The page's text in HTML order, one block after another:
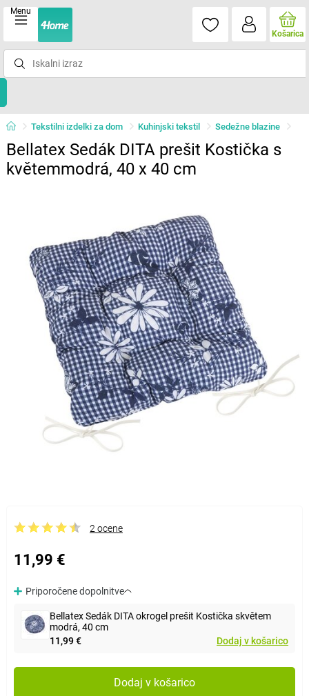
Menu
Košarica
Tekstilni izdelki za dom Kuhinjski tekstil Sedežne blazine
Bellatex Sedák DITA prešit Kostička s
květemmodrá, 40 x 40 cm
2 ocene
11,99 €
Priporočene dopolnitve
Bellatex Sedák DITA okrogel prešit Kostička skvětem
modrá, 40 cm
11,99 €
Dodaj v košarico
Dodaj v košarico